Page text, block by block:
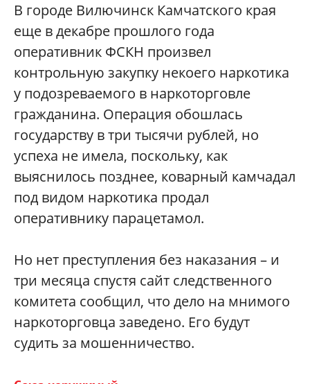
В городе Вилючинск Камчатского края
еще в декабре прошлого года
оперативник ФСКН произвел
контрольную закупку некоего наркотика
у подозреваемого в наркоторговле
гражданина. Операция обошлась
государству в три тысячи рублей, но
успеха не имела, поскольку, как
выяснилось позднее, коварный камчадал
под видом наркотика продал
оперативнику парацетамол.
Но нет преступления без наказания – и
три месяца спустя сайт следственного
комитета сообщил, что дело на мнимого
наркоторговца заведено. Его будут
судить за мошенничество.